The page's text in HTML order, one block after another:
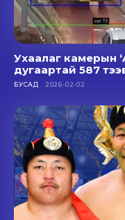
Ухаалаг камерын
дугаартай 587
БУСАД 2026-02-02